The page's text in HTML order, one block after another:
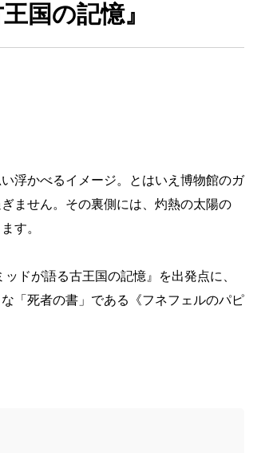
国の記憶』
浮かべるイメージ。とはいえ博物館のガ
ません。その裏側には、灼熱の太陽の
す。
ドが語る古王国の記憶』を出発点に、
「死者の書」である《フネフェルのパピ